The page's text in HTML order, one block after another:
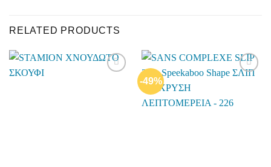
RELATED PRODUCTS
-49%